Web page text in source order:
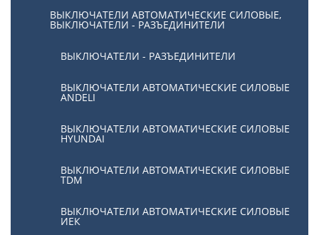
ВЫКЛЮЧАТЕЛИ АВТОМАТИЧЕСКИЕ СИЛОВЫЕ,
ВЫКЛЮЧАТЕЛИ - РАЗЪЕДИНИТЕЛИ
ВЫКЛЮЧАТЕЛИ - РАЗЪЕДИНИТЕЛИ
ВЫКЛЮЧАТЕЛИ АВТОМАТИЧЕСКИЕ СИЛОВЫЕ
ANDELI
ВЫКЛЮЧАТЕЛИ АВТОМАТИЧЕСКИЕ СИЛОВЫЕ
HYUNDAI
ВЫКЛЮЧАТЕЛИ АВТОМАТИЧЕСКИЕ СИЛОВЫЕ
TDM
ВЫКЛЮЧАТЕЛИ АВТОМАТИЧЕСКИЕ СИЛОВЫЕ
ИЕК